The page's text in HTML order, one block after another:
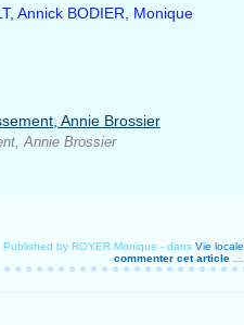
Annick BODIER, Monique
Annie Brossier
Published by ROYER Monique -dans Vie locale
commenter cet article